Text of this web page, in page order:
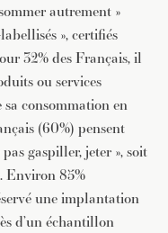
autrement »
», certifiés
32% des Français, il
ou services
sa consommation en
(60%) pensent
gaspiller, jeter », soit
Environ 85%
une implantation
d’un échantillon